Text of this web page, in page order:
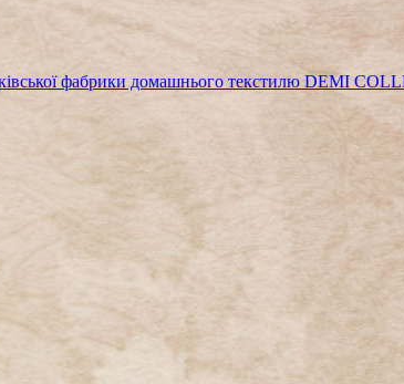
фабрики домашнього текстилю DEMI